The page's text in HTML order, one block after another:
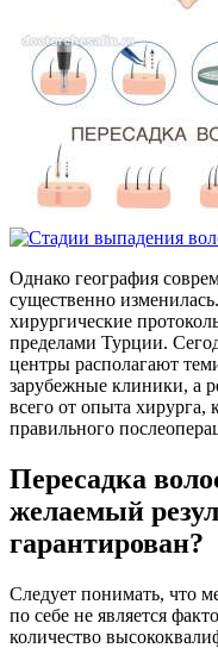
Однако география
существенно
хирургические
пределами Турции.
центры располагают
зарубежные клиники, а
всего от опыта хирурга,
правильного
Пересадка
желаемый
гарантирован?
Следует понимать, что
по себе не является
количество